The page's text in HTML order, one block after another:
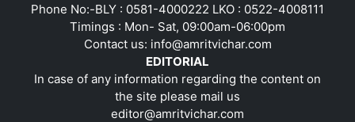
Phone No:-BLY : 0581-4000222 LKO : 0522-4008111
Timings : Mon- Sat, 09:00am-06:00pm
Contact us: info@amritvichar.com
EDITORIAL
In case of any information regarding the content on
the site please mail us
editor@amritvichar.com